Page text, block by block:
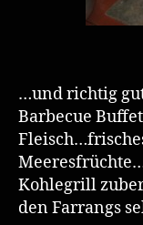
…und richtig
Barbecue
Kohlegrill
den Farrangs